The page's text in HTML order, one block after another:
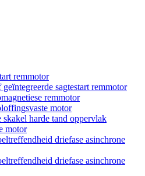
remmotor
sagtestart remmotor
remmotor
motor
skakel harde tand oppervlak
motor
driefase asinchrone
driefase asinchrone